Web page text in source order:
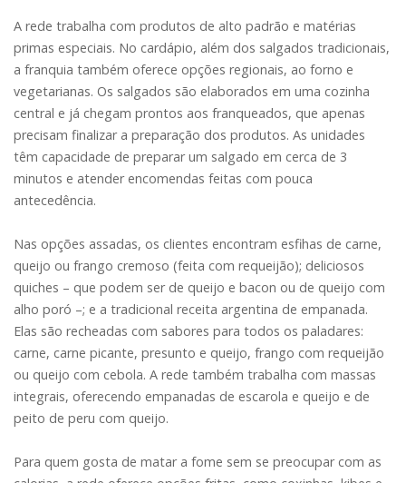
A rede trabalha com produtos de alto padrão e matérias
primas especiais. No cardápio, além dos salgados tradicionais,
a franquia também oferece opções regionais, ao forno e
vegetarianas. Os salgados são elaborados em uma cozinha
central e já chegam prontos aos franqueados, que apenas
precisam finalizar a preparação dos produtos. As unidades
têm capacidade de preparar um salgado em cerca de 3
minutos e atender encomendas feitas com pouca
antecedência.
Nas opções assadas, os clientes encontram esfihas de carne,
queijo ou frango cremoso (feita com requeijão); deliciosos
quiches – que podem ser de queijo e bacon ou de queijo com
alho poró –; e a tradicional receita argentina de empanada.
Elas são recheadas com sabores para todos os paladares:
carne, carne picante, presunto e queijo, frango com requeijão
ou queijo com cebola. A rede também trabalha com massas
integrais, oferecendo empanadas de escarola e queijo e de
peito de peru com queijo.
Para quem gosta de matar a fome sem se preocupar com as